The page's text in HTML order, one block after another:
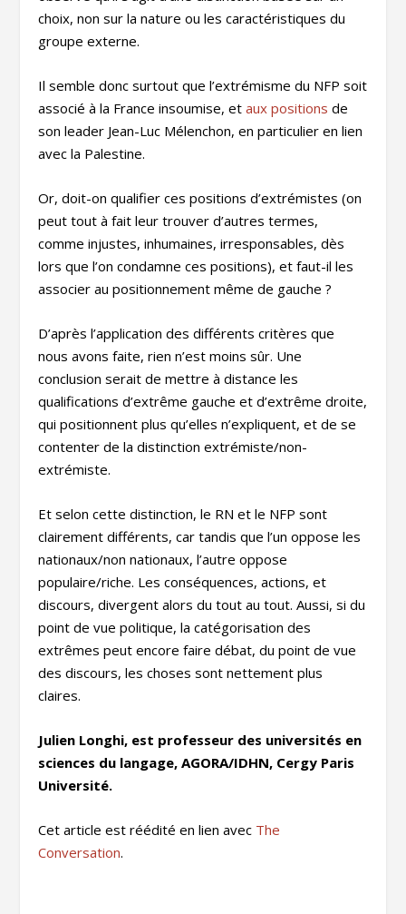
choix, non sur la nature ou les caractéristiques du
groupe externe.
Il semble donc surtout que l’extrémisme du NFP soit
associé à la France insoumise, etaux positions de
son leader Jean-Luc Mélenchon, en particulier en lien
avec la Palestine.
Or, doit-on qualifier ces positions d’extrémistes (on
peut tout à fait leur trouver d’autres termes,
comme injustes, inhumaines, irresponsables, dès
lors que l’on condamne ces positions), et faut-il les
associer au positionnement même de gauche ?
D’après l’application des différents critères que
nous avons faite, rien n’est moins sûr. Une
conclusion serait de mettre à distance les
qualifications d’extrême gauche et d’extrême droite,
qui positionnent plus qu’elles n’expliquent, et de se
contenter de la distinction extrémiste/non-
extrémiste.
Et selon cette distinction, le RN et le NFP sont
clairement différents, car tandis que l’un oppose les
nationaux/non nationaux, l’autre oppose
populaire/riche. Les conséquences, actions, et
discours, divergent alors du tout au tout. Aussi, si du
point de vue politique, la catégorisation des
extrêmes peut encore faire débat, du point de vue
des discours, les choses sont nettement plus
claires.
Julien Longhi, est professeur des universités en
sciences du langage, AGORA/IDHN, Cergy Paris
Université.
Cet article est réédité en lien avec The
Conversation.